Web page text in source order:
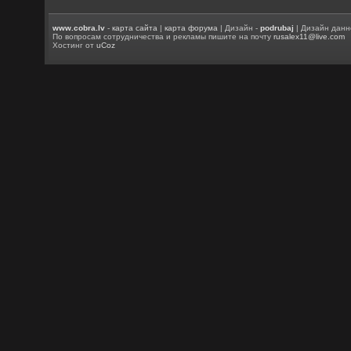
www.cobra.lv -карта сайта |карта форума | Дизайн -podrubaj | Дизайн
По вопросам сотрудничества и рекламы пишите на почтуrusalex11@live.com
Хостинг отuCoz